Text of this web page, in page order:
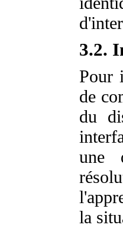
3.2.
Pour
de
du
une
la